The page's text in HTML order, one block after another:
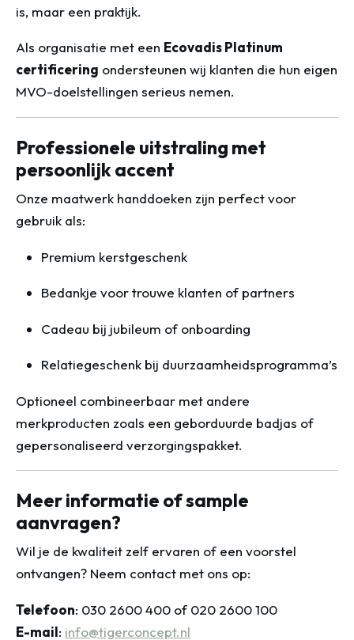
is, maar een praktijk.
Als organisatie met een Ecovadis Platinum
certificering ondersteunen wij klanten die hun eigen
MVO-doelstellingen serieus nemen.
Professionele uitstraling met
persoonlijk accent
Onze maatwerk handdoeken zijn perfect voor
gebruik als:
Premium kerstgeschenk
Bedankje voor trouwe klanten of partners
Cadeau bij jubileum of onboarding
Relatiegeschenk bij duurzaamheidsprogramma’s
Optioneel combineerbaar met andere
merkproducten zoals een geborduurde badjas of
gepersonaliseerd verzorgingspakket.
Meer informatie of sample
aanvragen?
Wil je de kwaliteit zelf ervaren of een voorstel
ontvangen? Neem contact met ons op:
Telefoon: 030 2600 400 of 020 2600 100
E-mail: info@tigerconcept.nl